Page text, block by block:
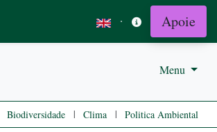
· Apoie
Menu
Biodiversidade | Clima | Politica Ambiental